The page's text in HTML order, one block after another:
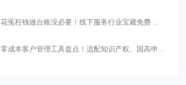
花冤枉钱做台账没必要！线下服务行业宝藏免费 ...
零成本客户管理工具盘点！适配知识产权、国高申...